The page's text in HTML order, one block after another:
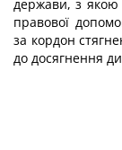
держави, з якою
правової
за кордон
до досягнення